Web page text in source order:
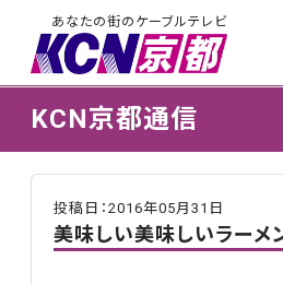
あなたの街のケーブルテレビ
KCN京都通信
投稿日：2016年05月31日
美味しい美味しいラーメ